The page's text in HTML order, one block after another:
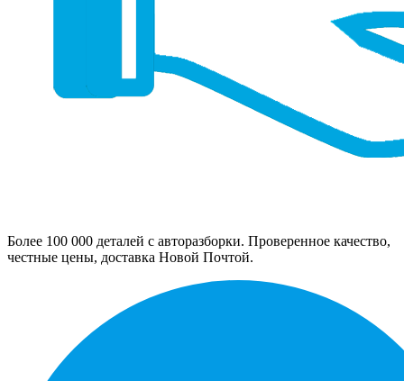
Более 100 000 деталей с авторазборки. Проверенное качество,
честные цены, доставка Новой Почтой.